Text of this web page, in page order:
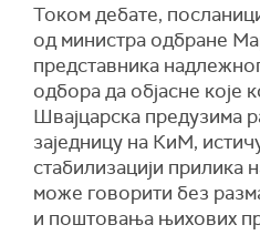
Током дебате,
од министра одбране
представника
одбора да објасне које
Швајцарска предузима
заједницу на КиМ,
стабилизацији прилика
може говорити без
и поштовања њихових